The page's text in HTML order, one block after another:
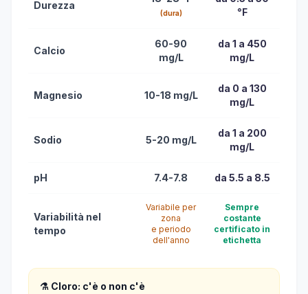
Durezza
(dura)
°F
Calcio
60-90
mg/L
da 1 a 450
mg/L
Magnesio 10-18 mg/L
da 0 a 130
mg/L
Sodio 5-20 mg/L
da 1 a 200
mg/L
pH 7.4-7.8 da 5.5 a 8.5
Variabilità nel
tempo
Variabile per
zona
e periodo
dell'anno
Sempre
costante
certificato in
etichetta
⚗️ Cloro: c'è o non c'è